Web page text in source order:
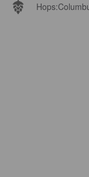
Hops: